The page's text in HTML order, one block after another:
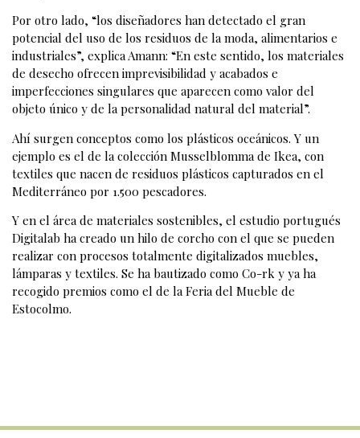
Por otro lado, “los diseñadores han detectado el gran
potencial del uso de los residuos de la moda, alimentarios e
industriales”, explica Amann: “En este sentido, los materiales
de desecho ofrecen imprevisibilidad y acabados e
imperfecciones singulares que aparecen como valor del
objeto único y de la personalidad natural del material”.
Ahí surgen conceptos como los plásticos oceánicos. Y un
ejemplo es el de la colección Musselblomma de Ikea, con
textiles que nacen de residuos plásticos capturados en el
Mediterráneo por 1.500 pescadores.
Y en el área de materiales sostenibles, el estudio portugués
Digitalab ha creado un hilo de corcho con el que se pueden
realizar con procesos totalmente digitalizados muebles,
lámparas y textiles. Se ha bautizado como Co-rk y ya ha
recogido premios como el de la Feria del Mueble de
Estocolmo.